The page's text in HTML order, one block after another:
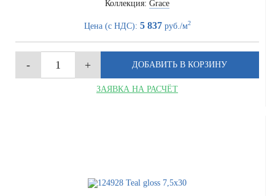
Коллекция: Grace
Цена (с НДС): 5 837руб./м2
ЗАЯВКА НА РАСЧЁТ